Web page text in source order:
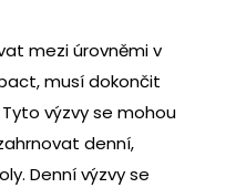
mezi úrovněmi v
musí dokončit
výzvy se mohou
denní,
Denní výzvy se